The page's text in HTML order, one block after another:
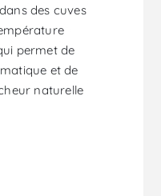
des cuves
permet de
et de
naturelle